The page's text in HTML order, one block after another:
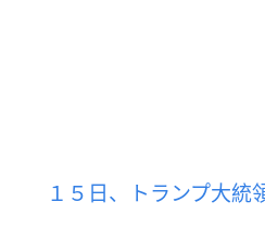
１５日、トランプ大統